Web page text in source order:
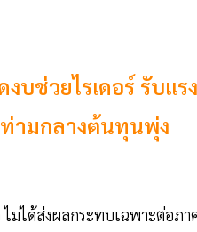
งบช่วยไรเดอร์ รับ
ท่ามกลางต้นทุนพุ่ง
ม่ได้ส่งผลกระทบเฉพาะต่อภ